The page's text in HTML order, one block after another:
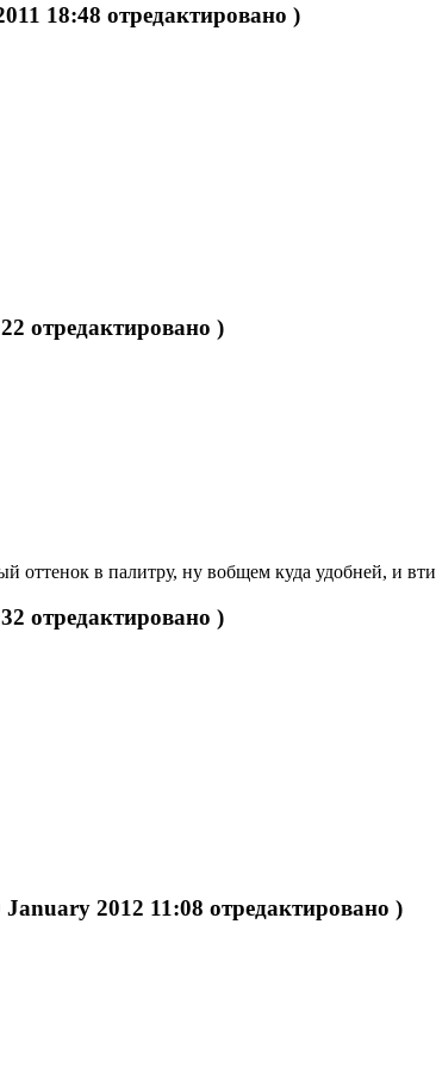
18:48 отредактировано )
отредактировано )
в палитру, ну вобщем куда удобней, и
отредактировано )
January 2012 11:08 отредактировано )